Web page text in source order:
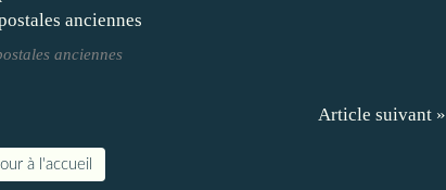
anciennes
Article suivant »
à l'accueil